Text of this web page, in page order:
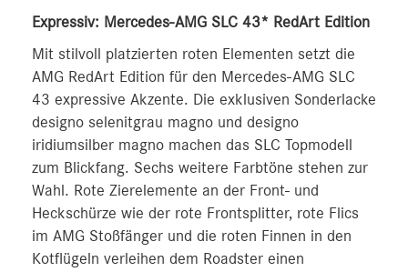
Expressiv: Mercedes-AMG SLC 43* RedArt Edition
Mit stilvoll platzierten roten Elementen setzt die
AMG RedArt Edition für den Mercedes-AMG SLC
43 expressive Akzente. Die exklusiven Sonderlacke
designo selenitgrau magno und designo
iridiumsilber magno machen das SLC Topmodell
zum Blickfang. Sechs weitere Farbtöne stehen zur
Wahl. Rote Zierelemente an der Front- und
Heckschürze wie der rote Frontsplitter, rote Flics
im AMG Stoßfänger und die roten Finnen in den
Kotflügeln verleihen dem Roadster einen